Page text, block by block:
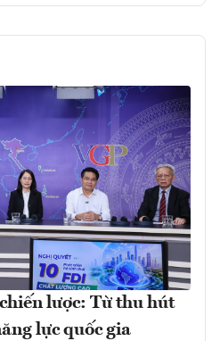
lược: Từ thu hút
lực quốc gia